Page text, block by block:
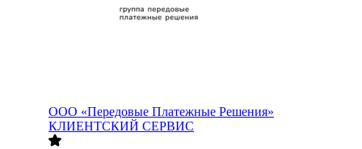
ООО «Передовые Платежные Решения»
КЛИЕНТСКИЙ СЕРВИС